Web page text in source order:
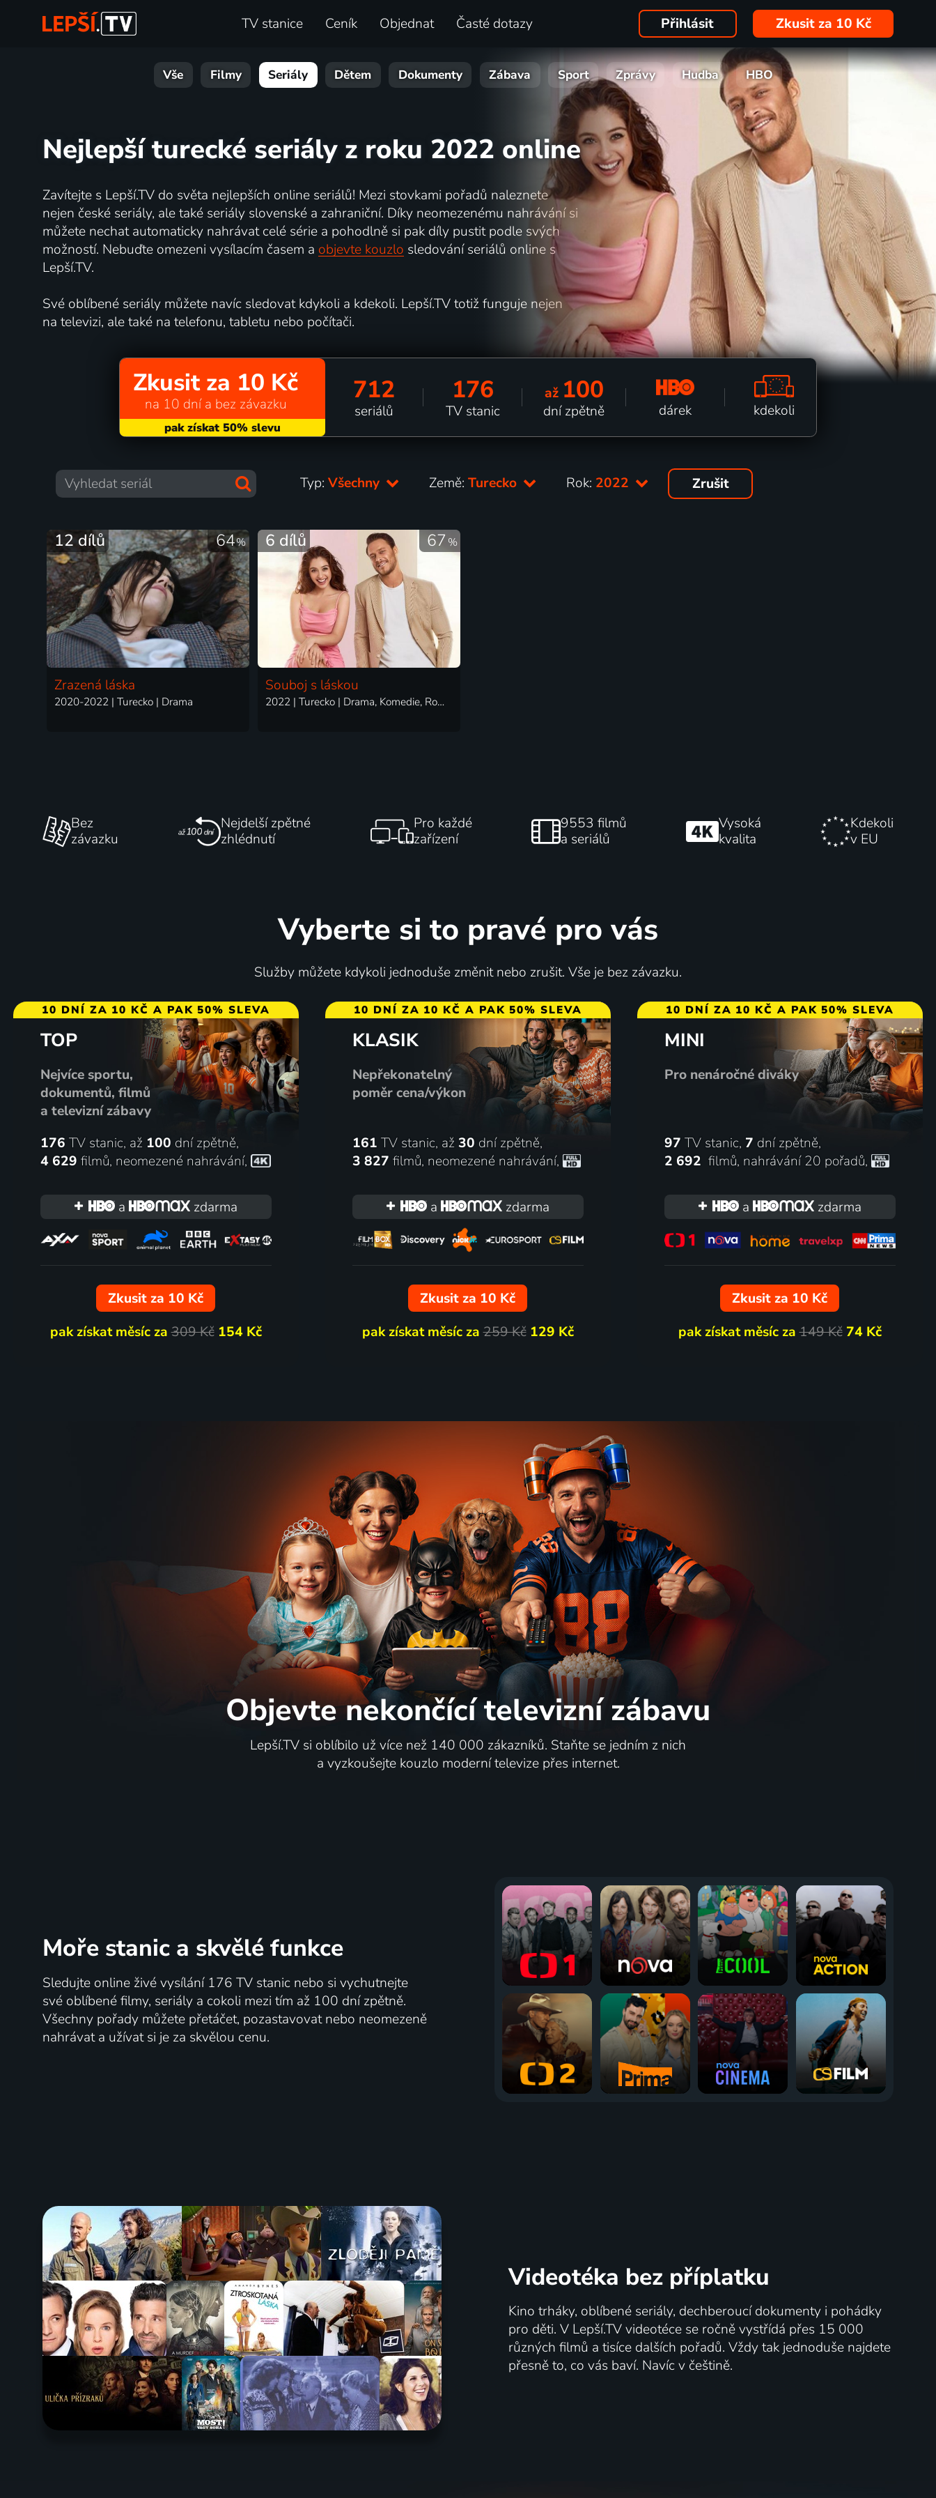
TV stanice Ceník Objednat Časté dotazy Přihlásit Zkusit za 10 Kč
Vše Filmy Seriály Dětem Dokumenty Zábava Sport Zprávy Hudba HBO
Nejlepší turecké seriály z roku 2022 online
Zavítejte s Lepší.TV do světa nejlepších online seriálů! Mezi stovkami pořadů naleznete
nejen české seriály, ale také seriály slovenské a zahraniční. Díky neomezenému nahrávání si
můžete nechat automaticky nahrávat celé série a pohodlně si pak díly pustit podle svých
možností. Nebuďte omezeni vysílacím časem a objevte kouzlo sledování seriálů online s
Lepší.TV.
Své oblíbené seriály můžete navíc sledovat kdykoli a kdekoli. Lepší.TV totiž funguje nejen
na televizi, ale také na telefonu, tabletu nebo počítači.
Zkusit za 10 Kč
na 10 dní a bez závazku 712
seriálů
176
TV stanic
až 100
dní zpětně dárek kdekoli
Typ:Všechny Země:Turecko Rok: 2022 Zrušit
64%
12 dílů
Zrazená láska
2020-2022 | Turecko | Drama
67 %
6 dílů
Souboj s láskou
2022 | Turecko | Drama, Komedie, Romantický
Bez
závazku
Nejdelší zpětné
zhlédnutí
Pro každé
zařízení
9553 filmů
a seriálů
Vysoká
kvalita
Kdekoli
v EU
Vyberte si to pravé pro vás
Služby můžete kdykoli jednoduše změnit nebo zrušit. Vše je bez závazku.
10 DNÍ ZA 10 KČ A PAK 50% SLEVA
TOP
Nejvíce sportu,
dokumentů, filmů
a televizní zábavy
176 TV stanic, až 100 dní zpětně,
4 629 filmů, neomezené nahrávání,
a zdarma
Zkusit za 10 Kč
pak získat měsíc za309 Kč 154 Kč
10 DNÍ ZA 10 KČ A PAK 50% SLEVA
KLASIK
Nepřekonatelný
poměr cena/výkon
161 TV stanic, až 30 dní zpětně,
3 827 filmů, neomezené nahrávání,
a zdarma
Zkusit za 10 Kč
pak získat měsíc za259 Kč 129 Kč
10 DNÍ ZA 10 KČ A PAK 50% SLEVA
MINI
Pro nenáročné diváky
97 TV stanic, 7 dní zpětně,
2 692 filmů, nahrávání 20 pořadů,
a zdarma
Zkusit za 10 Kč
pak získat měsíc za149 Kč 74 Kč
Objevte nekončící televizní zábavu
Lepší.TV si oblíbilo už více než 140 000 zákazníků. Staňte se jedním z nich
a vyzkoušejte kouzlo moderní televize přes internet.
Moře stanic a skvělé funkce
Sledujte online živé vysílání 176 TV stanic nebo si vychutnejte
své oblíbené filmy, seriály a cokoli mezi tím až 100 dní zpětně.
Všechny pořady můžete přetáčet, pozastavovat nebo neomezeně
nahrávat a užívat si je za skvělou cenu.
Videotéka bez příplatku
Kino trháky, oblíbené seriály, dechberoucí dokumenty i pohádky
pro děti. V Lepší.TV videotéce se ročně vystřídá přes 15 000
různých filmů a tisíce dalších pořadů. Vždy tak jednoduše najdete
přesně to, co vás baví. Navíc v češtině.